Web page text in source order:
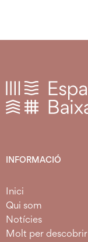
INFORMACIÓ
Inici
Qui som
Notícies
Molt per descobrir